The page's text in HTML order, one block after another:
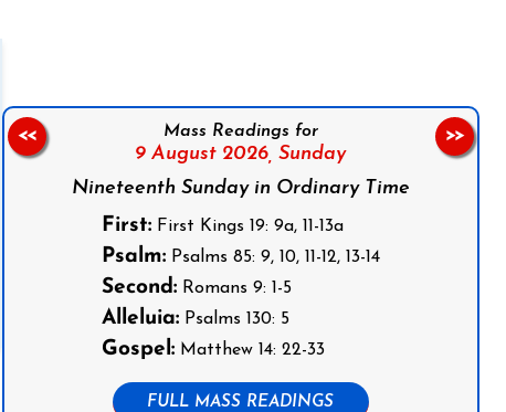
Mass Readings for
9 August 2026, Sunday
Nineteenth Sunday in Ordinary Time
First:First Kings 19: 9a, 11-13a
Psalm:Psalms 85: 9, 10, 11-12, 13-14
Second:Romans 9: 1-5
Alleluia:Psalms 130: 5
Gospel:Matthew 14: 22-33
FULL MASS READINGS
<< >>